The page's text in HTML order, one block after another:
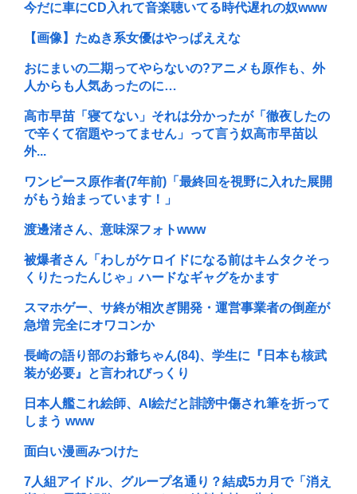
今だに車にCD入れて音楽聴いてる時代遅れの奴www
【画像】たぬき系女優はやっぱええな
おにまいの二期ってやらないの?アニメも原作も、外
人からも人気あったのに…
高市早苗「寝てない」それは分かったが「徹夜したの
で辛くて宿題やってません」って言う奴高市早苗以
外...
ワンピース原作者(7年前)「最終回を視野に入れた展開
がもう始まっています！」
渡邊渚さん、意味深フォトwww
被爆者さん「わしがケロイドになる前はキムタクそっ
くりたったんじゃ」ハードなギャグをかます
スマホゲー、サ終が相次ぎ開発・運営事業者の倒産が
急増 完全にオワコンか
長崎の語り部のお爺ちゃん(84)、学生に『日本も核武
装が必要』と言われびっくり
日本人艦これ絵師、AI絵だと誹謗中傷され筆を折って
しまう www
面白い漫画みつけた
7人組アイドル、グループ名通り？結成5カ月で「消え